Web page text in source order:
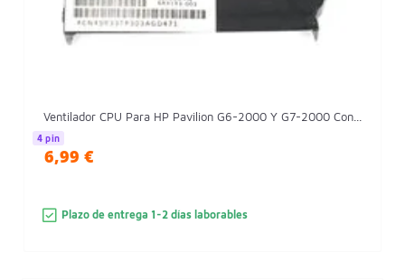
Ventilador CPU Para HP Pavilion G6-2000 Y G7-2000 Con...
4 pin
6,99 €
Plazo de entrega 1-2 días laborables